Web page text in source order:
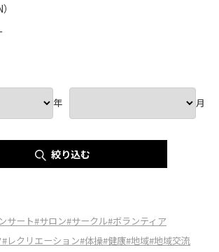
年 月
絞り込む
サート#サロン#サークル#ボランティア
#レクリエーション#体操#健康#地域#地域交流